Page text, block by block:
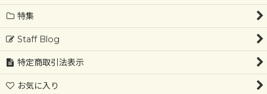
特集
Staff Blog
特定商取引法表示
お気に入り